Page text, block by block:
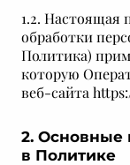
1.2. Настоящая
обработки
Политика)
которую
веб-сайта
2. Основные
в Политике